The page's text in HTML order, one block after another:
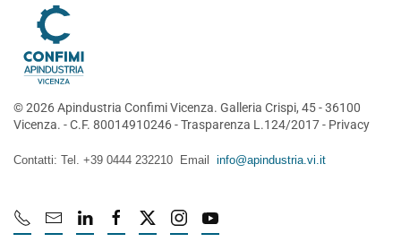
©2026Apindustria Confimi Vicenza. Galleria Crispi, 45 - 36100
Vicenza. - C.F. 80014910246 -Trasparenza L.124/2017- Privacy
Contatti: Tel. +39 0444 232210 Email info@apindustria.vi.it